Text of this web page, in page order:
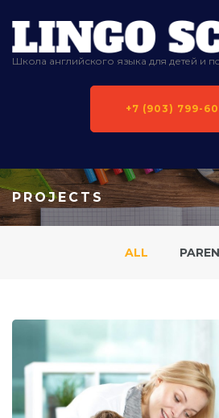
Школа английского языка для детей и
+7 (903) 799-
PROJECTS
ALL